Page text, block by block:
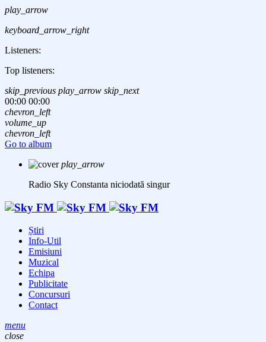
play_arrow
keyboard_arrow_right
Listeners:
Top listeners:
skip_previous play_arrow skip_next
00:00 00:00
chevron_left
volume_up
chevron_left
Go to album
play_arrow
Radio Sky Constanta niciodată singur
Știri
Info-Util
Emisiuni
Muzical
Echipa
Publicitate
Concursuri
Contact
menu
close